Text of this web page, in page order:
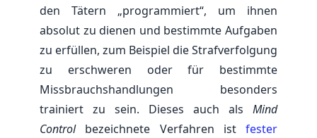
den Tätern „programmiert“, um ihnen
absolut zu dienen und bestimmte Aufgaben
zu erfüllen, zum Beispiel die Strafverfolgung
zu erschweren oder für bestimmte
Missbrauchshandlungen besonders
trainiert zu sein. Dieses auch als Mind
Controlbezeichnete Verfahren ist fester